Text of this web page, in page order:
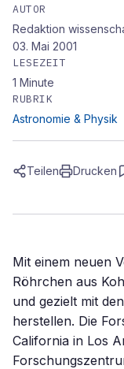
Nanoröhren
Ihrer
AUTOR
Redaktion
03. Mai 2001
LESEZEIT
1 Minute
RUBRIK
Astronomie & Physik
Teilen Drucken
Mit einem neuen
Röhrchen aus
und gezielt mit
herstellen. Die
California in Los